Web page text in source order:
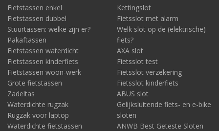
Fietstassen enkel
Fietstassen dubbel
Stuurtassen: welke zijn er?
Pakaftassen
Fietstassen waterdicht
Fietstassen kinderfiets
Fietstassen woon-werk
Grote fietstassen
Zadeltas
Waterdichte rugzak
Rugzak voor laptop
Waterdichte fietstassen
Kettingslot
Fietsslot met alarm
Welk slot op de (elektrische)
fiets?
AXA slot
Fietsslot test
Fietsslot verzekering
Fietsslot kinderfiets
ABUS slot
Gelijksluitende fiets- en e-bike
sloten
ANWB Best Geteste Sloten